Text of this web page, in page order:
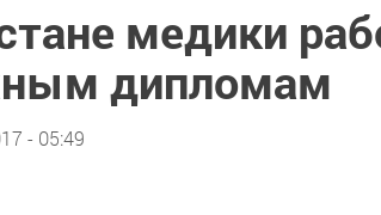
медики
дипломам
- 05:49